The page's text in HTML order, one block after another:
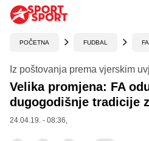
POČETNA FUDBAL
Iz poštovanja prema vjerskim
Velika promjena: FA
dugogodišnje tradicije
24.04.19. - 08:36,